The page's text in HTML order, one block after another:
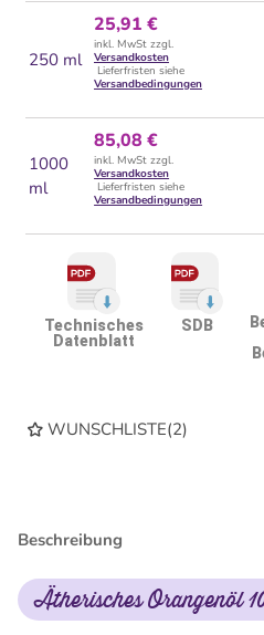
250 ml
25,91 €
inkl. MwSt zzgl.
Versandkosten
Lieferfristen siehe
Versandbedingungen
1000
ml
85,08 €
inkl. MwSt zzgl.
Versandkosten
Lieferfristen siehe
Versandbedingungen
Technisches
Datenblatt
SDB
WUNSCHLISTE(2)
Beschreibung
Ätherisches Orangenöl